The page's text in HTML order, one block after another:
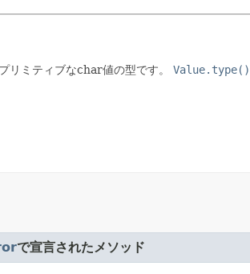
リミティブなchar値の型です。 Value.type()
で宣言されたメソッド